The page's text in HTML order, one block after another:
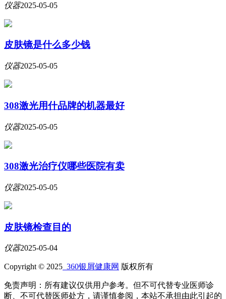
仪器2025-05-05
皮肤镜是什么多少钱
仪器2025-05-05
308激光用什品牌的机器最好
仪器2025-05-05
308激光治疗仪哪些医院有卖
仪器2025-05-05
皮肤镜检查目的
仪器2025-05-04
Copyright © 2025 360银屑健康网 版权所有
免责声明：所有建议仅供用户参考。但不可代替专业医师诊
断、不可代替医师处方，请谨慎参阅，本站不承担由此引起的